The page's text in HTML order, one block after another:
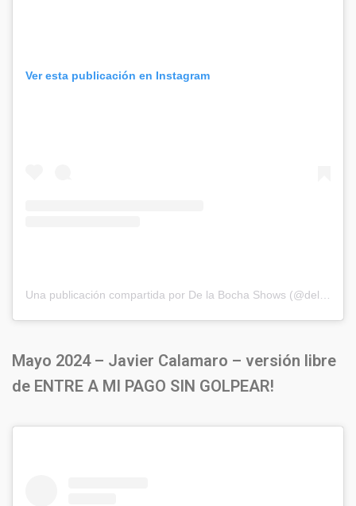
Ver esta publicación en Instagram
Mayo 2024 – Javier Calamaro – versión libre
de ENTRE A MI PAGO SIN GOLPEAR!